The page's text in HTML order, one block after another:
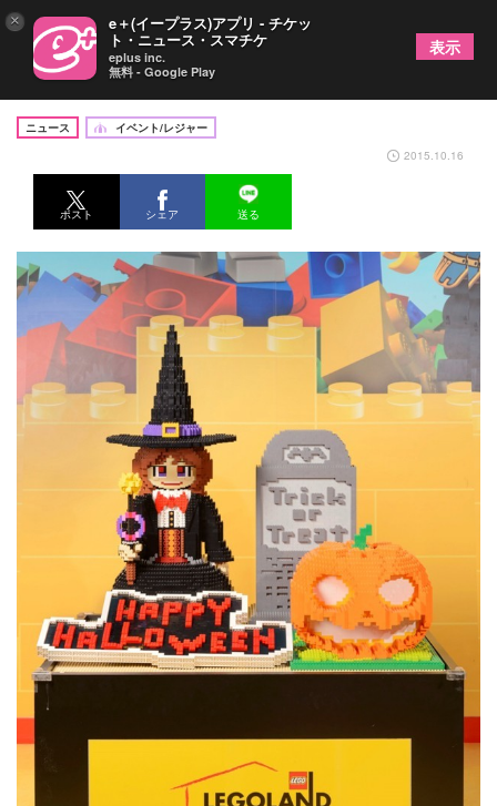
お台場のレゴランドで“オバケ作り”を体験
ニュース
イベント/レジャー
2015.10.16
ポスト シェア 送る
× e＋(イープラス)アプリ - チケッ
ト・ニュース・スマチケ
eplus inc.
無料 - Google Play
表示